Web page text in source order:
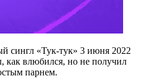
сингл «Тук-тук» 3 июня 2022
как влюбился, но не получил
парнем.